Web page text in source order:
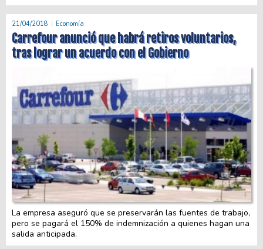
21/04/2018 Economía
Carrefour anunció que habrá retiros voluntarios,
tras lograr un acuerdo con el Gobierno
La empresa aseguró que se preservarán las fuentes de trabajo,
pero se pagará el 150% de indemnización a quienes hagan una
salida anticipada.